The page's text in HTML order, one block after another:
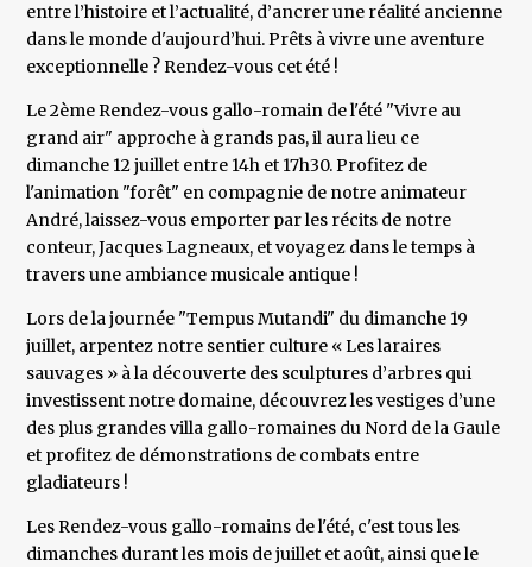
entre l’histoire et l’actualité, d’ancrer une réalité ancienne
dans le monde d'aujourd’hui. Prêts à vivre une aventure
exceptionnelle ? Rendez-vous cet été !
Le 2ème Rendez-vous gallo-romain de l'été "Vivre au
grand air" approche à grands pas, il aura lieu ce
dimanche 12 juillet entre 14h et 17h30. Profitez de
l'animation "forêt" en compagnie de notre animateur
André, laissez-vous emporter par les récits de notre
conteur, Jacques Lagneaux, et voyagez dans le temps à
travers une ambiance musicale antique !
Lors de la journée "Tempus Mutandi" du dimanche 19
juillet, arpentez notre sentier culture « Les laraires
sauvages » à la découverte des sculptures d’arbres qui
investissent notre domaine, découvrez les vestiges d’une
des plus grandes villa gallo-romaines du Nord de la Gaule
et profitez de démonstrations de combats entre
gladiateurs !
Les Rendez-vous gallo-romains de l'été, c'est tous les
dimanches durant les mois de juillet et août, ainsi que le